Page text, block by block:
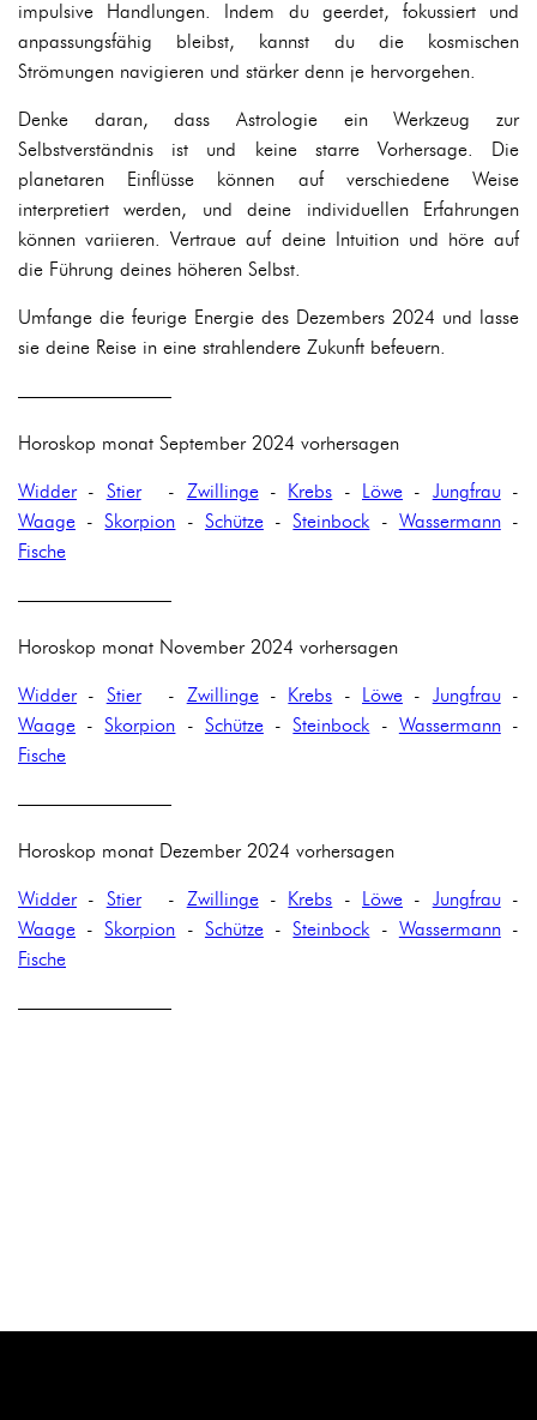
impulsive Handlungen. Indem du geerdet, fokussiert und
anpassungsfähig bleibst, kannst du die kosmischen
Strömungen navigieren und stärker denn je hervorgehen.
Denke daran, dass Astrologie ein Werkzeug zur
Selbstverständnis ist und keine starre Vorhersage. Die
planetaren Einflüsse können auf verschiedene Weise
interpretiert werden, und deine individuellen Erfahrungen
können variieren. Vertraue auf deine Intuition und höre auf
die Führung deines höheren Selbst.
Umfange die feurige Energie des Dezembers 2024 und lasse
sie deine Reise in eine strahlendere Zukunft befeuern.
————————
Horoskop monat September 2024 vorhersagen
Widder- Stier- Zwillinge- Krebs - Löwe - Jungfrau-
Waage -Skorpion - Schütze-Steinbock - Wassermann-
Fische
————————
Horoskop monat November 2024 vorhersagen
Widder- Stier- Zwillinge- Krebs - Löwe - Jungfrau-
Waage -Skorpion - Schütze-Steinbock - Wassermann-
Fische
————————
Horoskop monat Dezember 2024 vorhersagen
Widder- Stier- Zwillinge- Krebs - Löwe - Jungfrau-
Waage -Skorpion - Schütze-Steinbock - Wassermann-
Fische
————————